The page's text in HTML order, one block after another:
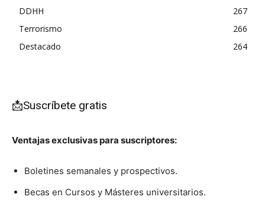
DDHH
267
Terrorismo
266
Destacado
264
📩Suscríbete gratis
Ventajas exclusivas para suscriptores:
Boletines semanales y prospectivos.
Becas en Cursos y Másteres universitarios.